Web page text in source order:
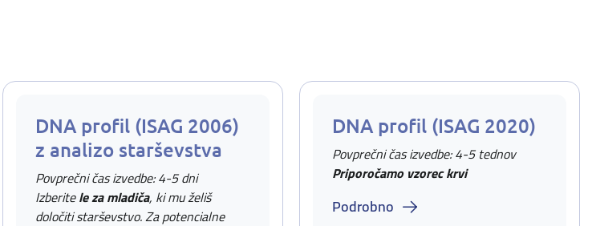
DNA profil (ISAG 2006)
z analizo starševstva
Povprečni čas izvedbe: 4-5 dni
Izberitele za mladiča, ki mu želiš
določiti starševstvo. Za potencialne
DNA profil (ISAG 2020)
Povprečni čas izvedbe: 4-5 tednov
Priporočamo vzorec krvi
Podrobno